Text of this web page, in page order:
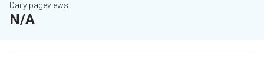
Daily pageviews
N/A